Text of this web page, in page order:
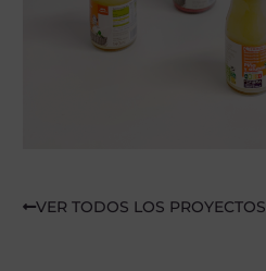
VER TODOS LOS PROYECTOS